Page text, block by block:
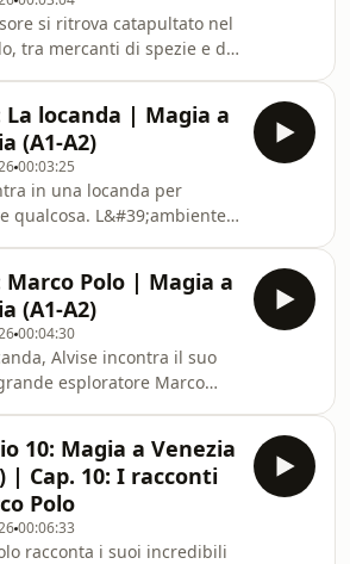
si ritrova catapultato nel
tra mercanti di spezie e di
La locanda | Magia a
(A1-A2)
00:03:25
in una locanda per
qualcosa. L&#39;ambiente
Marco Polo | Magia a
(A1-A2)
00:04:30
Alvise incontra il suo
esploratore Marco
10: Magia a Venezia
| Cap. 10: I racconti
Polo
00:06:33
racconta i suoi incredibili